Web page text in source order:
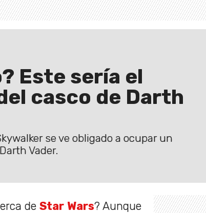
Este sería el
casco de Darth
se ve obligado a ocupar un
Vader.
deStar Wars? Aunque